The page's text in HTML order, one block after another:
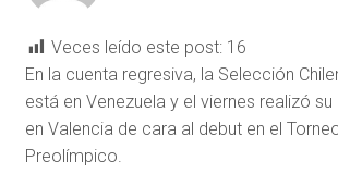
Veces leído este post: 16
En la cuenta regresiva, la Selección
está en Venezuela y el viernes realizó
en Valencia de cara al debut en el
Preolímpico.